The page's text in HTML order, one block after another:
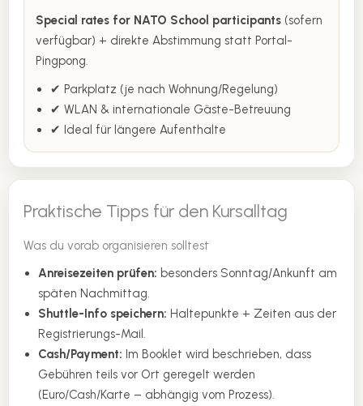
Special rates for NATO School participants (sofern
verfügbar) + direkte Abstimmung statt Portal-
Pingpong.
✔ Parkplatz (je nach Wohnung/Regelung)
✔ WLAN & internationale Gäste-Betreuung
✔ Ideal für längere Aufenthalte
Praktische Tipps für den Kursalltag
Was du vorab organisieren solltest
Anreisezeiten prüfen: besonders Sonntag/Ankunft am
späten Nachmittag.
Shuttle-Info speichern: Haltepunkte + Zeiten aus der
Registrierungs-Mail.
Cash/Payment: Im Booklet wird beschrieben, dass
Gebühren teils vor Ort geregelt werden
(Euro/Cash/Karte – abhängig vom Prozess).